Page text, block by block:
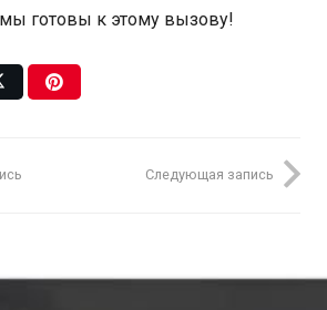
мы готовы к этому вызову!
Следующая запись